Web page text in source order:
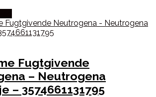
Fugtgivende
– Neutrogena
– 3574661131795